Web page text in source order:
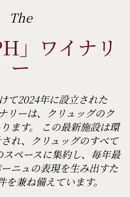
The
」ワイナリ
ー
て2024年に設立された
リーは、クリュッグのク
ます。 この最新施設は環
れ、クリュッグのすべて
ペースに集約し、毎年最
ニュの表現を生み出すた
兼ね備えています。